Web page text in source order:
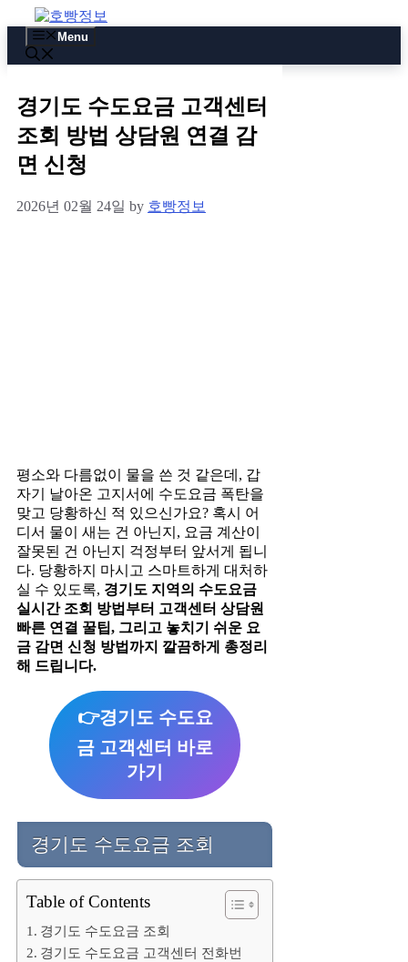
to
content
Menu
경기도 수도요금 고객센터
조회 방법 상담원 연결 감
면 신청
2026년 02월 24일 by 호빵정보
평소와 다름없이 물을 쓴 것 같은데, 갑
자기 날아온 고지서에 수도요금 폭탄을
맞고 당황하신 적 있으신가요? 혹시 어
디서 물이 새는 건 아닌지, 요금 계산이
잘못된 건 아닌지 걱정부터 앞서게 됩니
다. 당황하지 마시고 스마트하게 대처하
실 수 있도록, 경기도 지역의 수도요금
실시간 조회 방법부터 고객센터 상담원
빠른 연결 꿀팁, 그리고 놓치기 쉬운 요
금 감면 신청 방법까지 깔끔하게 총정리
해 드립니다.
👉경기도 수도요
금 고객센터 바로
가기
경기도 수도요금 조회
Table of Contents
경기도 수도요금 조회
경기도 수도요금 고객센터 전화번